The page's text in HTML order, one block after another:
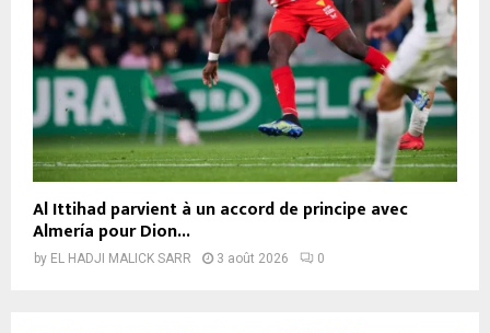
Al Ittihad parvient à un accord de principe avec
Almería pour Dion...
by EL HADJI MALICK SARR 3 août 2026 0